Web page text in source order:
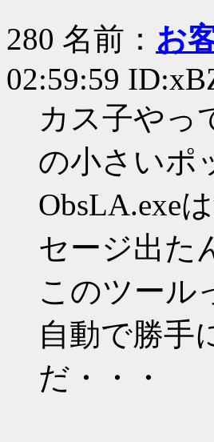
280 名前： お
02:59:59
カス子やっ
の小さいポ
ObsLA.exe
セージ出た
このツール
自動で勝手
だ・・・